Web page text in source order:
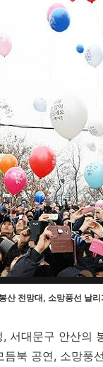
산 전망대, 소망풍선 날리
서대문구 안산의
북 공연, 소망풍